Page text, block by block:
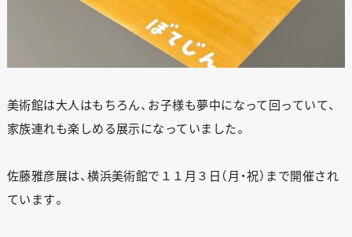
美術館は大人はもちろん、お子様も夢中になって回っていて、
家族連れも楽しめる展示になっていました。
佐藤雅彦展は、横浜美術館で１１月３日（月・祝）まで開催され
ています。